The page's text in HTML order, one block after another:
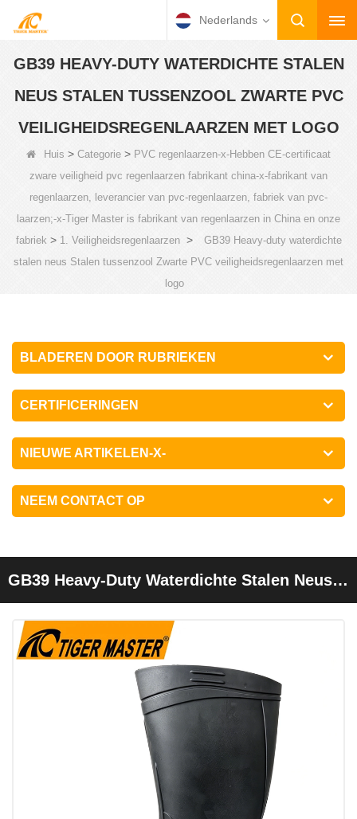
Nederlands
GB39 HEAVY-DUTY WATERDICHTE STALEN
NEUS STALEN TUSSENZOOL ZWARTE PVC
VEILIGHEIDSREGENLAARZEN MET LOGO
Huis > Categorie > PVC regenlaarzen-x-Hebben CE-certificaat
zware veiligheid pvc regenlaarzen fabrikant china-x-fabrikant van
regenlaarzen, leverancier van pvc-regenlaarzen, fabriek van pvc-
laarzen;-x-Tiger Master is fabrikant van regenlaarzen in China en onze
fabriek > 1. Veiligheidsregenlaarzen>
GB39 Heavy-duty waterdichte
stalen neus Stalen tussenzool Zwarte PVC veiligheidsregenlaarzen met
logo
BLADEREN DOOR RUBRIEKEN
CERTIFICERINGEN
NIEUWE ARTIKELEN-X-
NEEM CONTACT OP
GB39 Heavy-Duty Waterdichte Stalen Neus
Veiligheidsregenlaarzen Met Logo